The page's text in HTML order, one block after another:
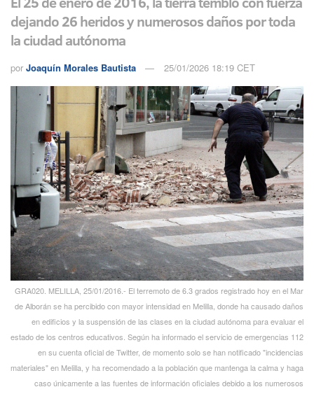
dejando 26 heridos y numerosos daños por toda
la ciudad autónoma
por Joaquín Morales Bautista 25/01/2026 18:19 CET
GRA020. MELILLA, 25/01/2016.- El terremoto de 6.3 grados registrado hoy en el Mar
de Alborán se ha percibido con mayor intensidad en Melilla, donde ha causado daños
en edificios y la suspensión de las clases en la ciudad autónoma para evaluar el
estado de los centros educativos. Según ha informado el servicio de emergencias 112
en su cuenta oficial de Twitter, de momento solo se han notificado "incidencias
materiales" en Melilla, y ha recomendado a la población que mantenga la calma y haga
caso únicamente a las fuentes de información oficiales debido a los numerosos